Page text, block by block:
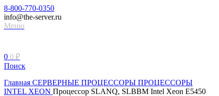
8-800-770-0350
info@the-server.ru
Меню
0 0 ₽
Поиск
Главная СЕРВЕРНЫЕ ПРОЦЕССОРЫ ПРОЦЕССОРЫ
INTEL XEON Процессор SLANQ, SLBBM Intel Xeon E5450